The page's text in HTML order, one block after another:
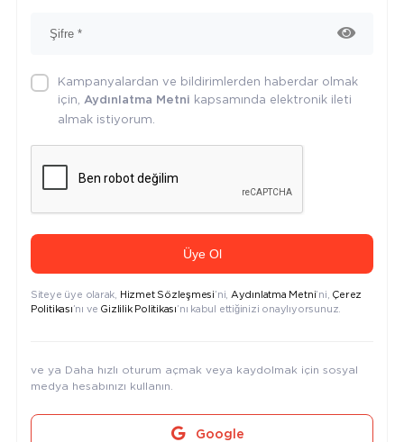
Kampanyalardan ve bildirimlerden haberdar olmak
için, Aydınlatma Metni kapsamında elektronik ileti
almak istiyorum.
Üye Ol
Siteye üye olarak, Hizmet Sözleşmesi’ni, Aydınlatma Metni’ni, Çerez
Politikası’nı ve Gizlilik Politikası’nı kabul ettiğinizi onaylıyorsunuz.
ve ya Daha hızlı oturum açmak veya kaydolmak için sosyal
medya hesabınızı kullanın.
Google